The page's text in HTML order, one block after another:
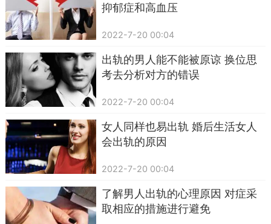
抑郁症和高血压
2022-7-20 00:04
出轨的男人能不能被原谅 换位思
考去分析对方的错误
2022-7-20 00:04
女人同样也易出轨 婚后生活女人
会出轨的原因
2022-7-20 00:04
了解男人出轨的心理原因 对症采
取相应的措施进行避免